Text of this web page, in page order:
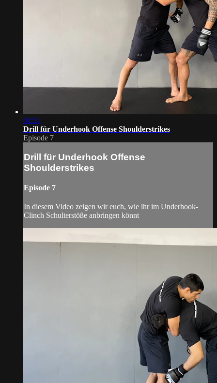
01:51
Drill für Underhook Offense Shoulderstrikes
Episode 7
Drill für Underhook Offense
Shoulderstrikes
Episode 7
In diesem Video zeigen wir euch, wie ihr im Underhook-
Clinch Schulterstöße anbringen könnt